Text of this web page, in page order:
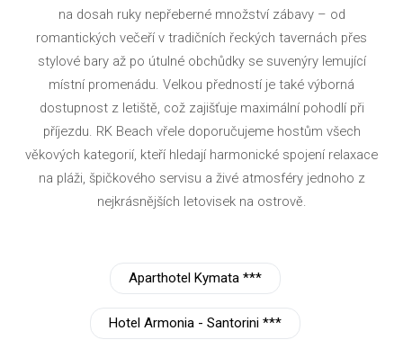
na dosah ruky nepřeberné množství zábavy – od
romantických večeří v tradičních řeckých tavernách přes
stylové bary až po útulné obchůdky se suvenýry lemující
místní promenádu. Velkou předností je také výborná
dostupnost z letiště, což zajišťuje maximální pohodlí při
příjezdu. RK Beach vřele doporučujeme hostům všech
věkových kategorií, kteří hledají harmonické spojení relaxace
na pláži, špičkového servisu a živé atmosféry jednoho z
nejkrásnějších letovisek na ostrově.
Aparthotel Kymata ***
Hotel Armonia - Santorini ***